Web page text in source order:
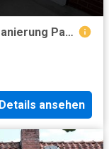
Exklusive Rarität – Erstbezug Kernsanierung Panoramablick über Lüneburg – sofort bezugsfertig
Details ansehen